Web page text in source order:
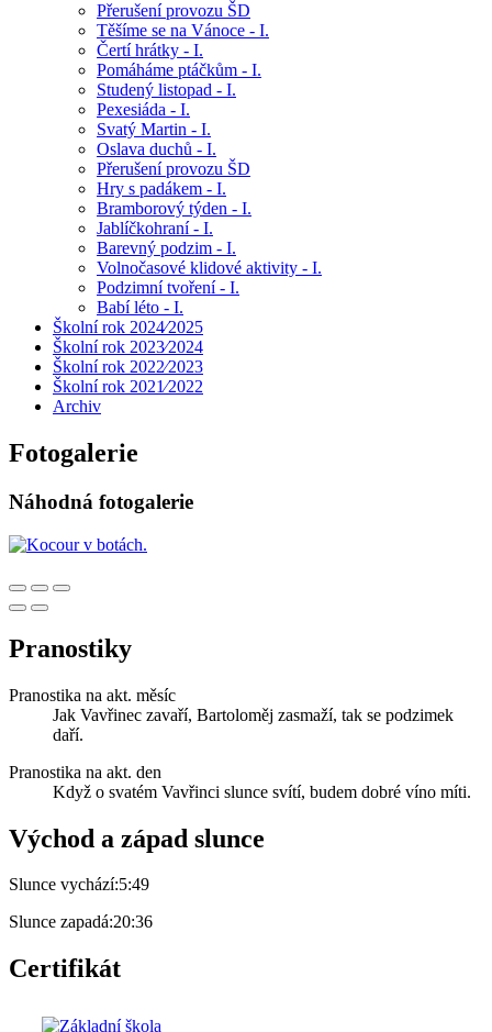
Přerušení provozu ŠD
Těšíme se na Vánoce - I.
Čertí hrátky - I.
Pomáháme ptáčkům - I.
Studený listopad - I.
Pexesiáda - I.
Svatý Martin - I.
Oslava duchů - I.
Přerušení provozu ŠD
Hry s padákem - I.
Bramborový týden - I.
Jablíčkohraní - I.
Barevný podzim - I.
Volnočasové klidové aktivity - I.
Podzimní tvoření - I.
Babí léto - I.
Školní rok 2024⁄2025
Školní rok 2023⁄2024
Školní rok 2022⁄2023
Školní rok 2021⁄2022
Archiv
Fotogalerie
Náhodná fotogalerie
Pranostiky
Pranostika na akt. měsíc
Jak Vavřinec zavaří, Bartoloměj zasmaží, tak se podzimek
daří.
Pranostika na akt. den
Když o svatém Vavřinci slunce svítí, budem dobré víno míti.
Východ a západ slunce
Slunce vychází:5:49
Slunce zapadá:20:36
Certifikát